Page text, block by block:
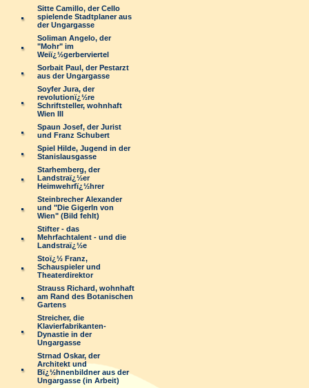
Sitte Camillo, der Cello
spielende Stadtplaner aus
der Ungargasse
Soliman Angelo, der
"Mohr" im
Weiï¿½gerberviertel
Sorbait Paul, der Pestarzt
aus der Ungargasse
Soyfer Jura, der
revolutionï¿½re
Schriftsteller, wohnhaft
Wien III
Spaun Josef, der Jurist
und Franz Schubert
Spiel Hilde, Jugend in der
Stanislausgasse
Starhemberg, der
Landstraï¿½er
Heimwehrfï¿½hrer
Steinbrecher Alexander
und "Die Gigerln von
Wien" (Bild fehlt)
Stifter - das
Mehrfachtalent - und die
Landstraï¿½e
Stoï¿½ Franz,
Schauspieler und
Theaterdirektor
Strauss Richard, wohnhaft
am Rand des Botanischen
Gartens
Streicher, die
Klavierfabrikanten-
Dynastie in der
Ungargasse
Strnad Oskar, der
Architekt und
Bï¿½hnenbildner aus der
Ungargasse (in Arbeit)